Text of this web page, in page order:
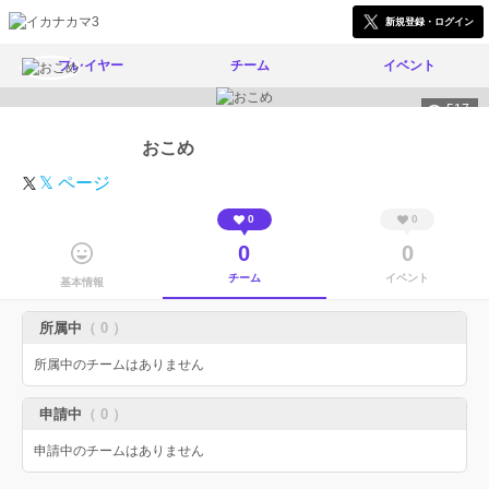
新規登録・ログイン
プレイヤー チーム イベント
517
おこめ
𝕏 ページ
基本情報
0
0
チーム
0
0
イベント
所属中 （ 0 ）
所属中のチームはありません
申請中 （ 0 ）
申請中のチームはありません